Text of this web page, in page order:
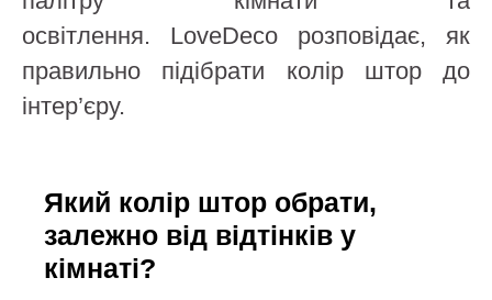
освітлення. LoveDeco розповідає, як
правильно підібрати колір штор до
інтер’єру.
Який колір штор обрати,
залежно від відтінків у
кімнаті?